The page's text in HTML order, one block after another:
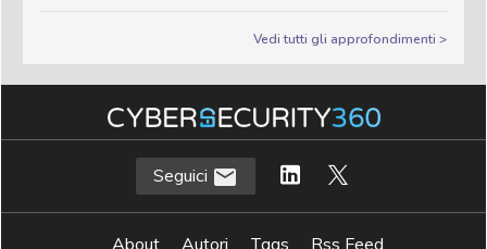
Vedi tutti gli approfondimenti >
Seguici
About Autori Tags
Rss Feed